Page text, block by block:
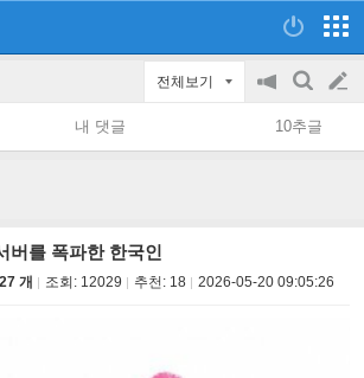
전체보기
공
지
on/off
검
색
글
쓰
내 댓글 10추글
버를 폭파한 한국인
개 조회: 12029 추천: 18 2026-05-20 09:05:26